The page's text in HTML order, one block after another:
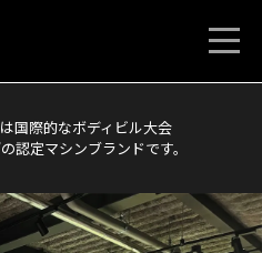
は国際的なボディビル大会
認定マシンブランドです。